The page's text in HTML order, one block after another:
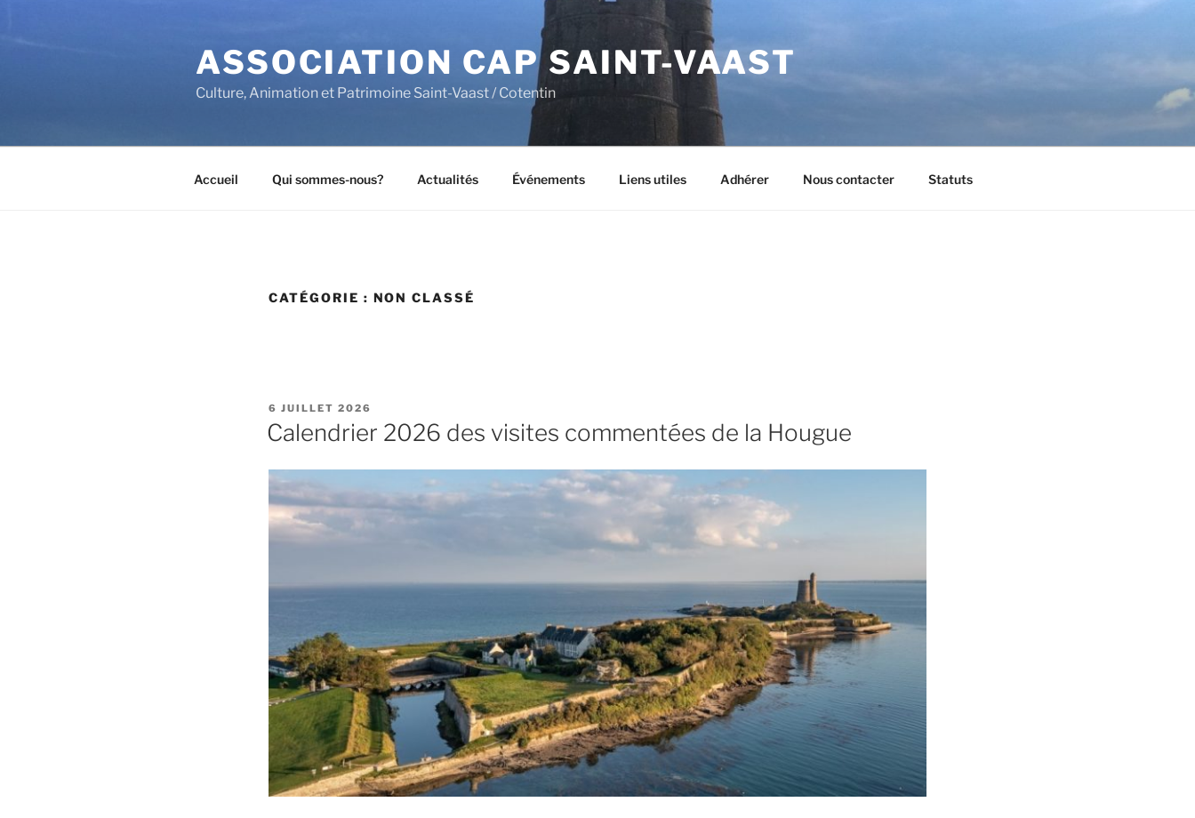
ASSOCIATION CAP SAINT-VAAST
Culture, Animation et Patrimoine Saint-Vaast / Cotentin
Accueil Qui sommes-nous? Actualités Événements Liens utiles Adhérer Nous contacter Statuts
CATÉGORIE : NON CLASSÉ
PUBLIÉ
LE
6 JUILLET 2026
Calendrier 2026 des visites commentées de la Hougue